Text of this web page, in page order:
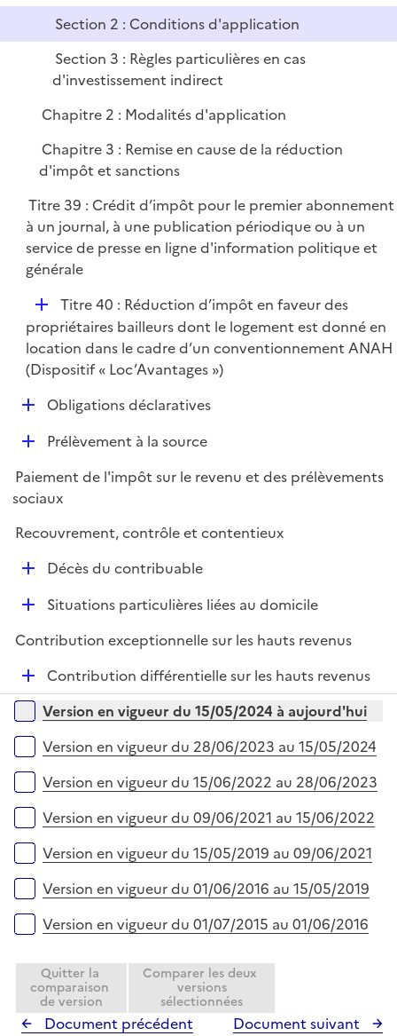
e
r
Section 2 : Conditions d'application
Section 3 : Règles particulières en cas
d'investissement indirect
Chapitre 2 : Modalités d'application
Chapitre 3 : Remise en cause de la réduction
d'impôt et sanctions
Titre 39 : Crédit d’impôt pour le premier abonnement
à un journal, à une publication périodique ou à un
service de presse en ligne d'information politique et
générale
D
é
p
l
e
r
Titre 40 : Réduction d’impôt en faveur des
propriétaires bailleurs dont le logement est donné en
location dans le cadre d’un conventionnement ANAH
(Dispositif « Loc’Avantages »)
D
i
e
r
Obligations déclaratives
D
p
l
i
Prélèvement à la source
Paiement de l'impôt sur le revenu et des prélèvements
sociaux
Recouvrement, contrôle et contentieux
D
i
r
Décès du contribuable
D
p
i
e
Situations particulières liées au domicile
Contribution exceptionnelle sur les hauts revenus
D
é
p
e
Contribution différentielle sur les hauts revenus
Versions sur la période
Version en vigueur du 15/05/2024 à aujourd'hui
Version en vigueur du 28/06/2023 au 15/05/2024
Version en vigueur du 15/06/2022 au 28/06/2023
Version en vigueur du 09/06/2021 au 15/06/2022
Version en vigueur du 15/05/2019 au 09/06/2021
Version en vigueur du 01/06/2016 au 15/05/2019
Version en vigueur du 01/07/2015 au 01/06/2016
Quitter la
comparaison
de version
Comparer les deux
versions
sélectionnées
Document précédent Document suivant